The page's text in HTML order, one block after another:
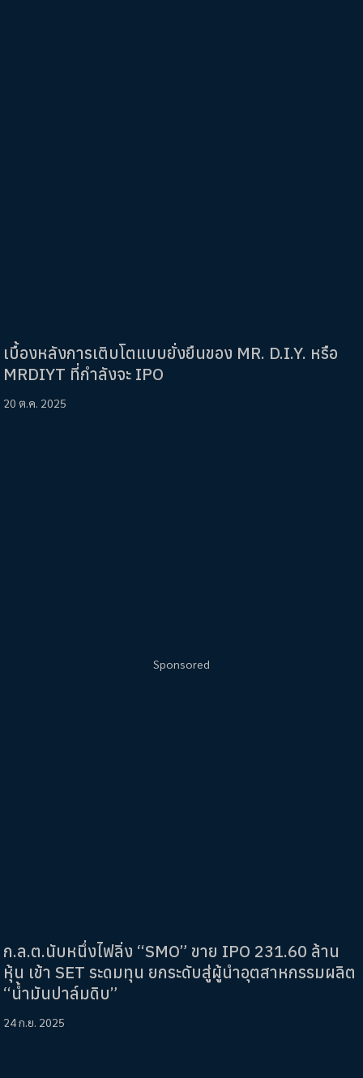
เบื้องหลังการเติบโตแบบยั่งยืนของ MR. D.I.Y. หรือ
MRDIYT ที่กำลังจะ IPO
20 ต.ค. 2025
Sponsored
ก.ล.ต.นับหนึ่งไฟลิ่ง “SMO” ขาย IPO 231.60 ล้าน
หุ้น เข้า SET ระดมทุน ยกระดับสู่ผู้นำอุตสาหกรรมผลิต
“น้ำมันปาล์มดิบ”
24 ก.ย. 2025